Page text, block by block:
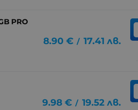
PRO
8.90 € / 17.41 лв.
9.98 € / 19.52 лв.